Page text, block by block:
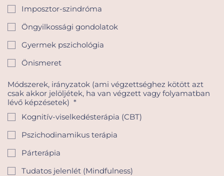
Imposztor-szindróma
Öngyilkossági gondolatok
Gyermek pszichológia
Önismeret
Módszerek, irányzatok (ami végzettséghez kötött azt
csak akkor jelöljétek, ha van végzett vagy folyamatban
lévő képzésetek) *
Kognitív-viselkedésterápia (CBT)
Pszichodinamikus terápia
Párterápia
Tudatos jelenlét (Mindfulness)